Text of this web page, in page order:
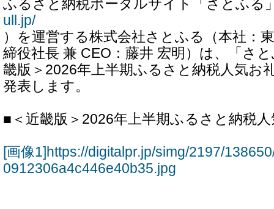
ふるさと納税ポータルサイト「さとふる
ull.jp/
）を運営する株式会社さとふる（本社：
締役社長 兼 CEO：藤井 宏明）は、「さ
畿版＞2026年上半期ふるさと納税人気
発表します。
■＜近畿版＞2026年上半期ふるさと納税
[画像1]https://digitalpr.jp/simg/2197/
0912306a4c446e40b35.jpg